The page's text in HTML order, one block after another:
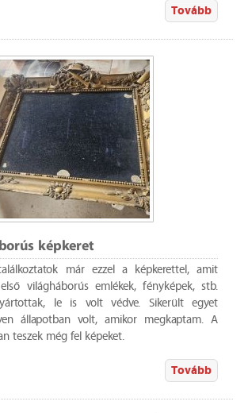
Tovább
képkeret
már ezzel a képkerettel, amit
világháborús emlékek, fényképek, stb.
le is volt védve. Sikerült egyet
állapotban volt, amikor megkaptam. A
teszek még fel képeket.
Tovább